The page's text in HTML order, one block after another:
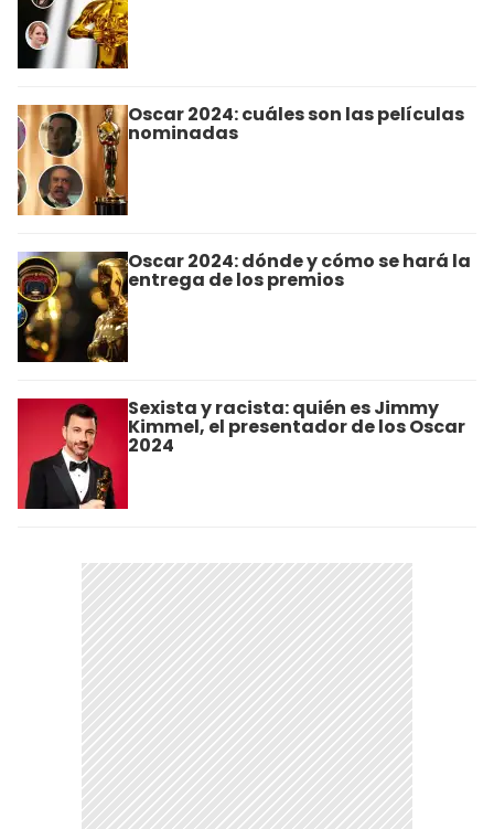
Oscar 2024: cuáles son las películas
nominadas
Oscar 2024: dónde y cómo se hará la
entrega de los premios
Sexista y racista: quién es Jimmy
Kimmel, el presentador de los Oscar
2024